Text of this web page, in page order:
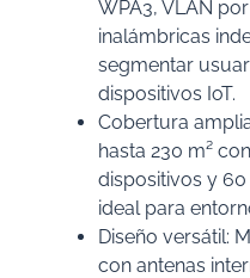
WPA3, VLAN
inalámbricas
segmentar
dispositivos IoT.
Cobertura
hasta 230 m²
dispositivos y
ideal para
Diseño versátil:
con antenas